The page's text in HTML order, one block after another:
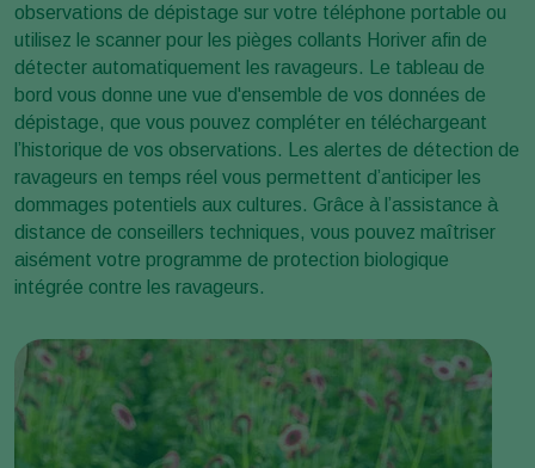
observations de dépistage sur votre téléphone portable ou
utilisez le scanner pour les pièges collants Horiver afin de
détecter automatiquement les ravageurs. Le tableau de
bord vous donne une vue d'ensemble de vos données de
dépistage, que vous pouvez compléter en téléchargeant
l’historique de vos observations. Les alertes de détection de
ravageurs en temps réel vous permettent d’anticiper les
dommages potentiels aux cultures. Grâce à l’assistance à
distance de conseillers techniques, vous pouvez maîtriser
aisément votre programme de protection biologique
intégrée contre les ravageurs.